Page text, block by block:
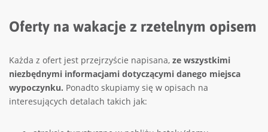
Oferty na wakacje z rzetelnym opisem
Każda z ofert jest przejrzyście napisana, ze wszystkimi
niezbędnymi informacjami dotyczącymi danego miejsca
wypoczynku. Ponadto skupiamy się w opisach na
interesujących detalach takich jak: